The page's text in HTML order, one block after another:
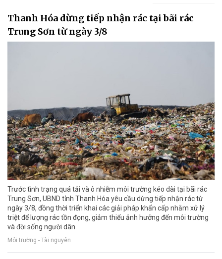
Thanh Hóa dừng tiếp nhận rác tại bãi rác
Trung Sơn từ ngày 3/8
Trước tình trạng quá tải và ô nhiễm môi trường kéo dài tại bãi rác
Trung Sơn, UBND tỉnh Thanh Hóa yêu cầu dừng tiếp nhận rác từ
ngày 3/8, đồng thời triển khai các giải pháp khẩn cấp nhằm xử lý
triệt để lượng rác tồn đọng, giảm thiểu ảnh hưởng đến môi trường
và đời sống người dân.
Môi trường - Tài nguyên